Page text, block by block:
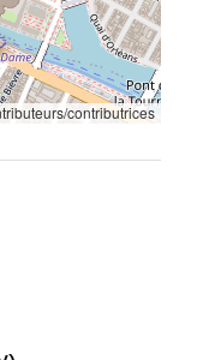
contributrices